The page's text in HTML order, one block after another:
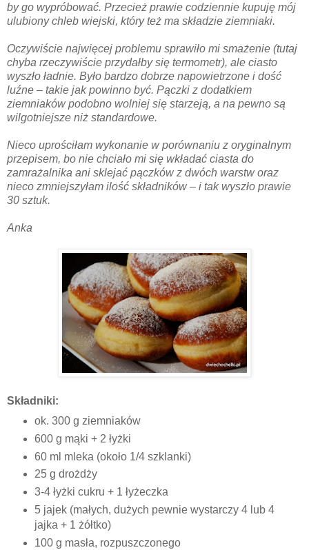
by go wypróbować. Przecież prawie codziennie kupuję mój
ulubiony chleb wiejski, który też ma składzie ziemniaki.
Oczywiście najwięcej problemu sprawiło mi smażenie (tutaj
chyba rzeczywiście przydałby się termometr), ale ciasto
wyszło ładnie. Było bardzo dobrze napowietrzone i dość
luźne – takie jak powinno być. Pączki z dodatkiem
ziemniaków podobno wolniej się starzeją, a na pewno są
wilgotniejsze niż standardowe.
Nieco uprościłam wykonanie w porównaniu z oryginalnym
przepisem, bo nie chciało mi się wkładać ciasta do
zamrażalnika ani sklejać pączków z dwóch warstw oraz
nieco zmniejszyłam ilość składników – i tak wyszło prawie
30 sztuk.
Anka
Składniki:
ok. 300 g ziemniaków
600 g mąki + 2 łyżki
60 ml mleka (około 1/4 szklanki)
25 g drożdży
3-4 łyżki cukru + 1 łyżeczka
5 jajek (małych, dużych pewnie wystarczy 4 lub 4
jajka + 1 żółtko)
100 g masła, rozpuszczonego